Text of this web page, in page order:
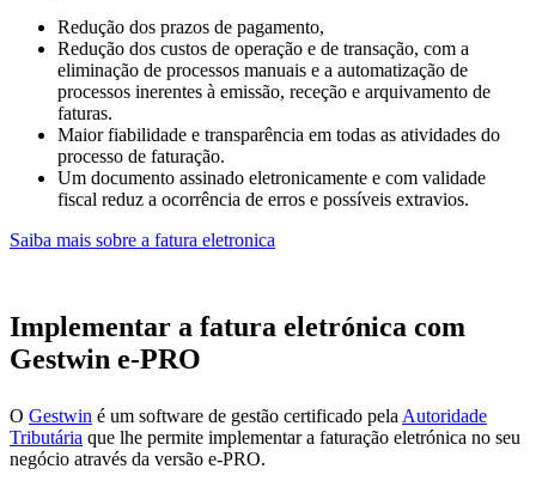
Redução dos prazos de pagamento,
Redução dos custos de operação e de transação, com a
eliminação de processos manuais e a automatização de
processos inerentes à emissão, receção e arquivamento de
faturas.
Maior fiabilidade e transparência em todas as atividades do
processo de faturação.
Um documento assinado eletronicamente e com validade
fiscal reduz a ocorrência de erros e possíveis extravios.
Saiba mais sobre a fatura eletronica
Implementar a fatura eletrónica com
Gestwin e-PRO
O Gestwin é um software de gestão certificado pela Autoridade
Tributária que lhe permite implementar a faturação eletrónica no seu
negócio através da versão e-PRO.